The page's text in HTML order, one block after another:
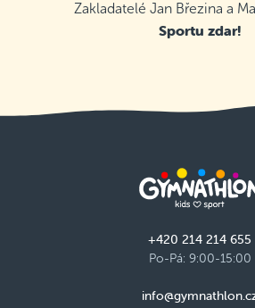
Zakladatelé Jan Březina a
Sportu zdar!
+420 214 214 655
Po-Pá: 9:00-15:00